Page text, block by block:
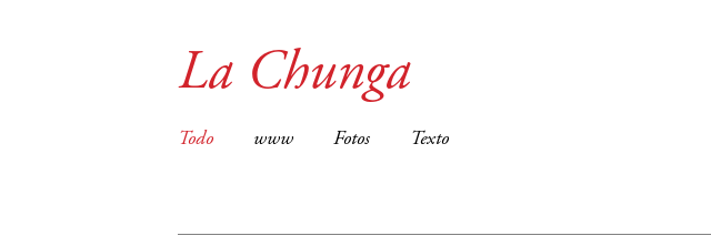
La Chunga
Todo www Fotos Texto